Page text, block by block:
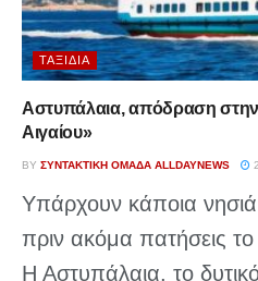
ΤΑΞΊΔΙΑ
Αστυπάλαια, απόδραση
Αιγαίου»
BY ΣΥΝΤΑΚΤΙΚΉ ΟΜΆΔΑ ALLDAYNEWS
Υπάρχουν κάποια
πριν ακόμα πατήσεις
Η Αστυπάλαια, το